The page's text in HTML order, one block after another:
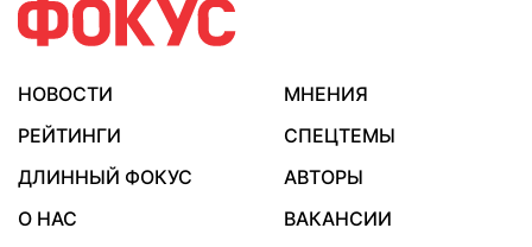
НОВОСТИ
МНЕНИЯ
РЕЙТИНГИ
СПЕЦТЕМЫ
ДЛИННЫЙ ФОКУС
АВТОРЫ
О НАС
ВАКАНСИИ